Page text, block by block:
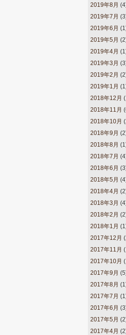
2019年8月
2019年7月
2019年6月
2019年5月
2019年4月
2019年3月
2019年2月
2019年1月
2018年12月
2018年11月
2018年10月
2018年9月
2018年8月
2018年7月
2018年6月
2018年5月
2018年4月
2018年3月
2018年2月
2018年1月
2017年12月
2017年11月
2017年10月
2017年9月
2017年8月
2017年7月
2017年6月
2017年5月
2017年4月